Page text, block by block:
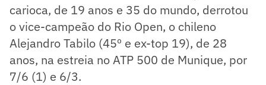
carioca, de 19 anos e 35 do mundo, derrotou
o vice-campeão do Rio Open, o chileno
Alejandro Tabilo (45º e ex-top 19), de 28
anos, na estreia no ATP 500 de Munique, por
7/6 (1) e 6/3.